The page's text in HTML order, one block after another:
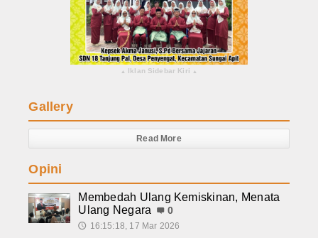
▴ Iklan Sidebar Kiri ▴
Gallery
Read More
Opini
Membedah Ulang Kemiskinan, Menata
Ulang Negara
0
🕔 16:15:18, 17 Mar 2026